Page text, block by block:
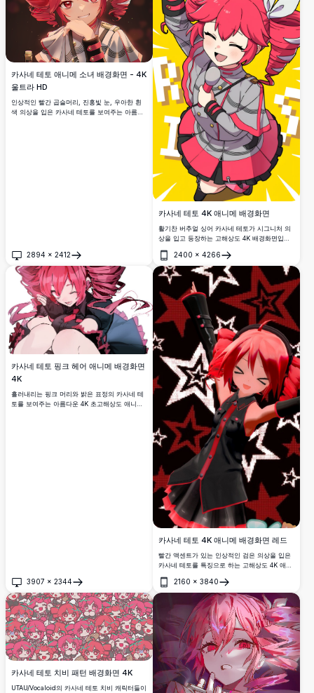
카사네 테토 애니메 소녀 배경화면 - 4K
울트라 HD
인상적인 빨간 곱슬머리, 진홍빛 눈, 우아한 흰
색 의상을 입은 카사네 테토를 보여주는 아름다
2894 × 2412
열기
카사네 테토 4K 애니메 배경화면
활기찬 버추얼 싱어 카사네 테토가 시그니처 의
상을 입고 등장하는 고해상도 4K 배경화면입니
노란색 배경에 세밀한 캐릭터 디자인과 역동적
인 포즈를 선보이며, 애니메 애호가들에게 완벽
합니다.
2400 × 4266
열기
카사네 테토 핑크 헤어 애니메 배경화면
4K
흘러내리는 핑크 머리와 밝은 표정의 카사네 테
토를 보여주는 아름다운 4K 초고해상도 애니메
3907 × 2344
열기
카사네 테토 4K 애니메 배경화면 레드
빨간 액센트가 있는 인상적인 검은 의상을 입은
카사네 테토를 특징으로 하는 고해상도 4K 애니
생생한 시각적 임팩트를 만들어냅니다. 대담한
빨강과 검정 색상 조합의 프리미엄 품질 애니메
캐릭터 아트워크를 찾는 팬들에게 완벽합니다.
2160 × 3840
열기
카사네 테토 치비 패턴 배경화면 4K
UTAU/Vocaloid의 카사네 테토 치비 캐릭터들이